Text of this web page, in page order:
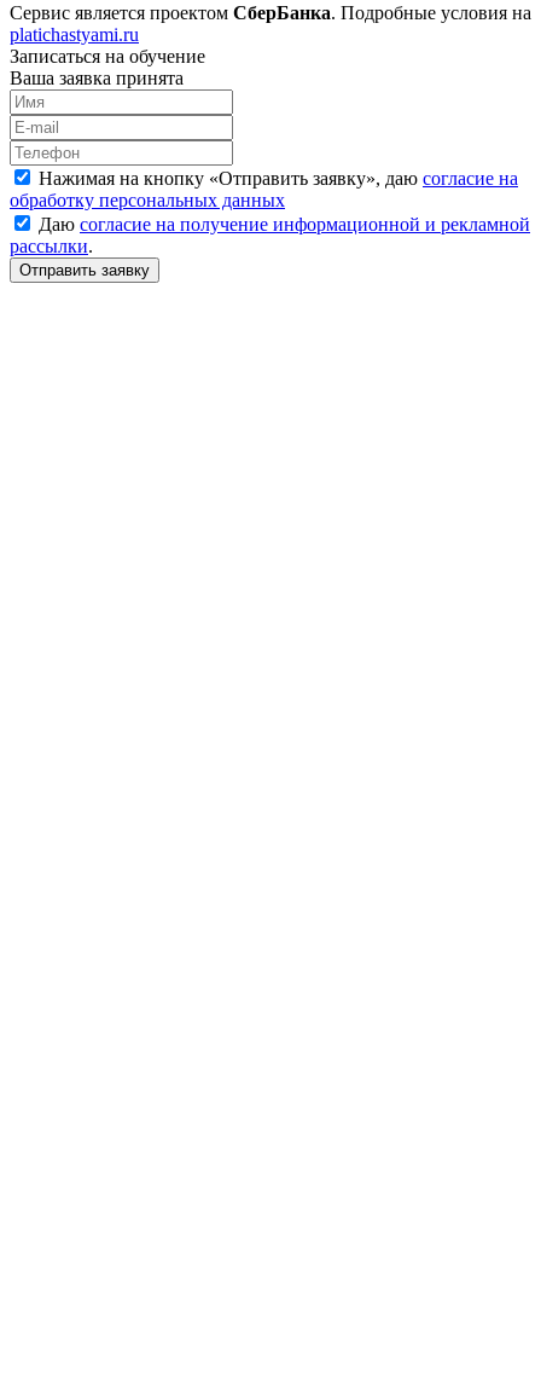
Сервис является проектом СберБанка. Подробные условия на
platichastyami.ru
Записаться на обучение
Ваша заявка принята
Нажимая на кнопку «Отправить заявку», даю согласие на
обработку персональных данных
Даю согласие на получение информационной и рекламной
рассылки.